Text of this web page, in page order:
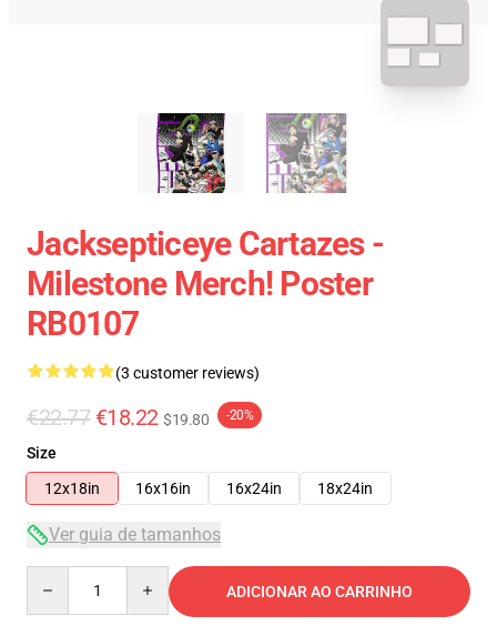
Jacksepticeye Cartazes -
Milestone Merch! Poster
RB0107
(3 customer reviews)
€22.77 €18.22 $19.80 -20%
Size
12x18in
16x16in 16x24in 18x24in
Ver guia de tamanhos
ADICIONAR AO CARRINHO